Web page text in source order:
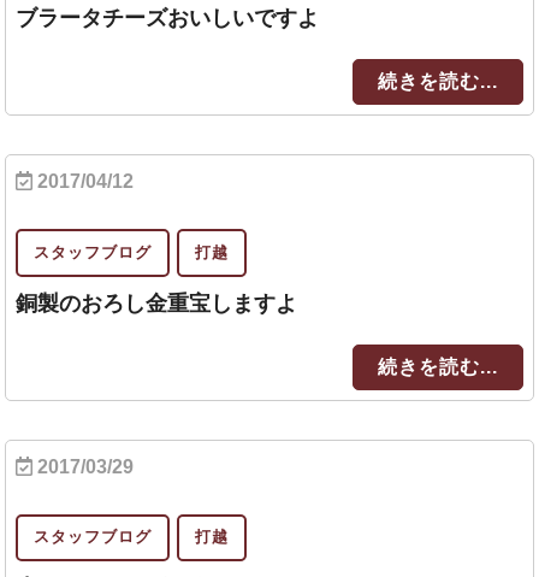
ブラータチーズおいしいですよ
続きを読む...
2017/04/12
スタッフブログ 打越
銅製のおろし金重宝しますよ
続きを読む...
2017/03/29
スタッフブログ 打越